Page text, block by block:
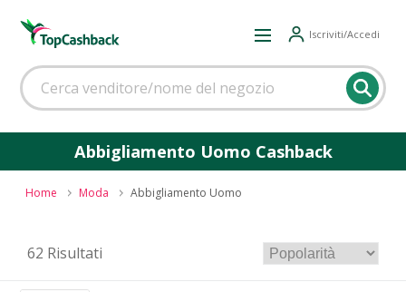
Iscriviti/Accedi
Abbigliamento Uomo Cashback
Home Moda Abbigliamento Uomo
62 Risultati